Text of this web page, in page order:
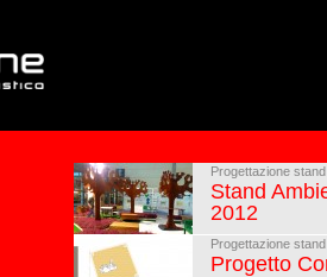
Progettazione
Stand
2012
Progettazione
Progetto